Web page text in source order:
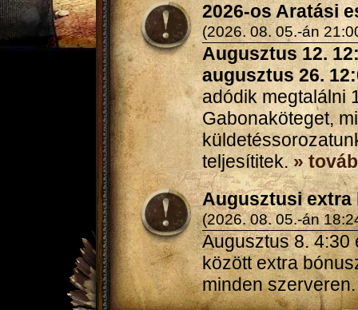
2026-os Aratási
(2026. 08. 05.-án
Augusztus 12.
augusztus 26.
adódik megtalálni
Gabonaköteget,
teljesítitek.»
Augusztusi extra
(2026. 08. 05.-án
Augusztus 8. 4:30
között extra
minden